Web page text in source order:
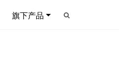
旗下产品